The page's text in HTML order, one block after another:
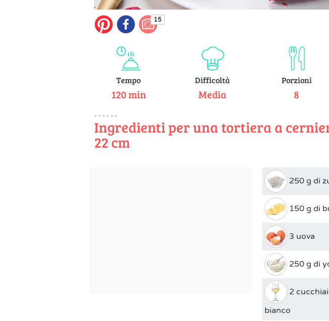
15
Tempo
120 min
Difficoltà
Media
Porzioni
8
Ingredienti per una tortiera a
22 cm
250 g di
150 g di
3 uova
250 g di
2
bianco